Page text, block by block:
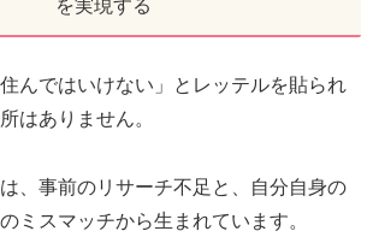
を実現する
んではいけない」とレッテルを貼られ
はありません。
、事前のリサーチ不足と、自分自身の
ミスマッチから生まれています。